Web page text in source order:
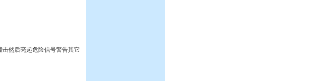
然后亮起危险信号警告其它